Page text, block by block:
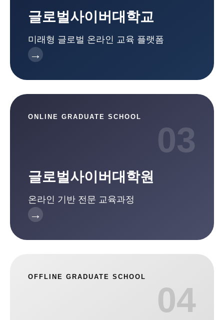
글로벌사이버대학교
미래형 글로벌 온라인 교육 플랫폼
→
ONLINE GRADUATE SCHOOL
03
글로벌사이버대학원
온라인 기반 전문 교육과정
→
OFFLINE GRADUATE SCHOOL
04